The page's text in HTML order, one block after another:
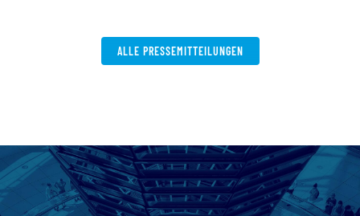
ALLE PRESSEMITTEILUNGEN